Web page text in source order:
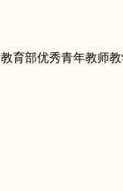
教育部优秀青年教师